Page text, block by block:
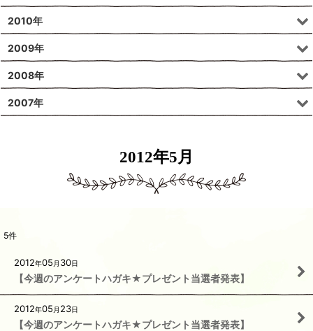
2012年5月
5件
2012年05 月 30日
【今週のアンケートハガキ★プレゼント当選者発表】
2012年05 月 23日
【今週のアンケートハガキ★プレゼント当選者発表】
2010年
2009年
2008年
2007年